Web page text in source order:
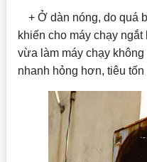
+ Ở dàn nóng, do quá
khiến cho máy chạy
vừa làm máy chạy
nhanh hỏng hơn, tiêu